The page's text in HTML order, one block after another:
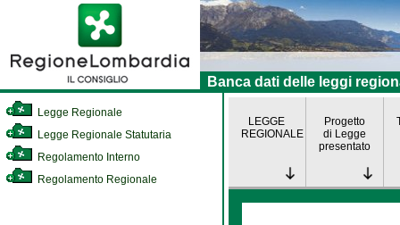
Banca dati delle leggi
Legge Regionale
Legge Regionale Statutaria
Regolamento Interno
Regolamento Regionale
LEGGE
REGIONALE
Progetto
di Legge
presentato